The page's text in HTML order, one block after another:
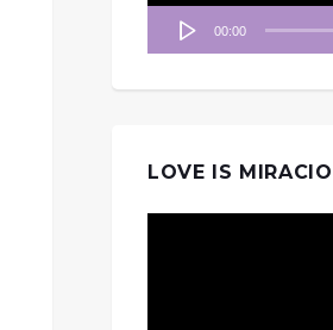
00:00
LOVE IS MIRACIO